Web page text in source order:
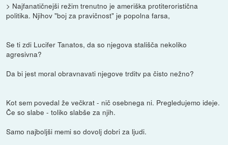
> Najfanatičnejši režim trenutno je ameriška protiteroristična
politika. Njihov "boj za pravičnost" je popolna farsa,
Se ti zdi Lucifer Tanatos, da so njegova stališča nekoliko
agresivna?
Da bi jest moral obravnavati njegove trditv pa čisto nežno?
Kot sem povedal že večkrat - nič osebnega ni. Pregledujemo ideje.
Če so slabe - toliko slabše za njih.
Samo najboljši memi so dovolj dobri za ljudi.